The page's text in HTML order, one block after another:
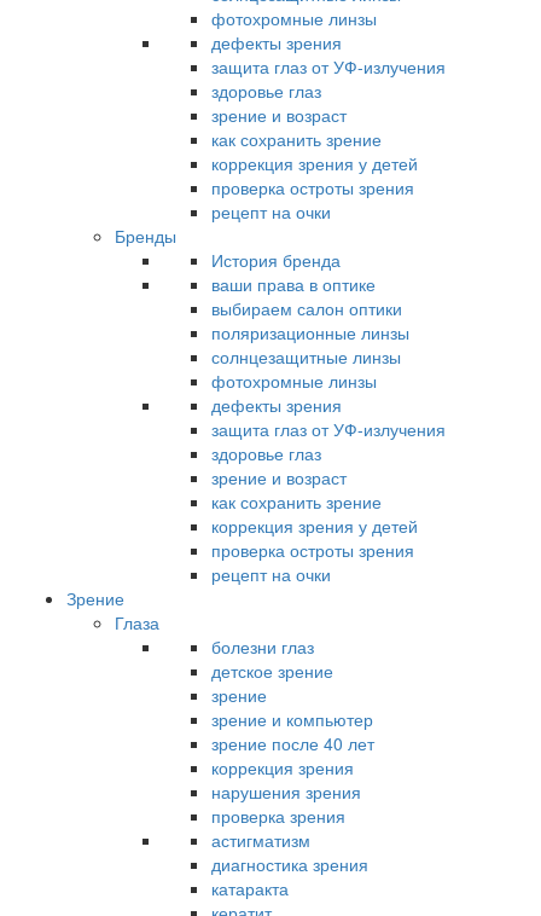
фотохромные линзы
дефекты зрения
защита глаз от УФ-излучения
здоровье глаз
зрение и возраст
как сохранить зрение
коррекция зрения у детей
проверка остроты зрения
рецепт на очки
Бренды
История бренда
ваши права в оптике
выбираем салон оптики
поляризационные линзы
солнцезащитные линзы
фотохромные линзы
дефекты зрения
защита глаз от УФ-излучения
здоровье глаз
зрение и возраст
как сохранить зрение
коррекция зрения у детей
проверка остроты зрения
рецепт на очки
Зрение
Глаза
болезни глаз
детское зрение
зрение
зрение и компьютер
зрение после 40 лет
коррекция зрения
нарушения зрения
проверка зрения
астигматизм
диагностика зрения
катаракта